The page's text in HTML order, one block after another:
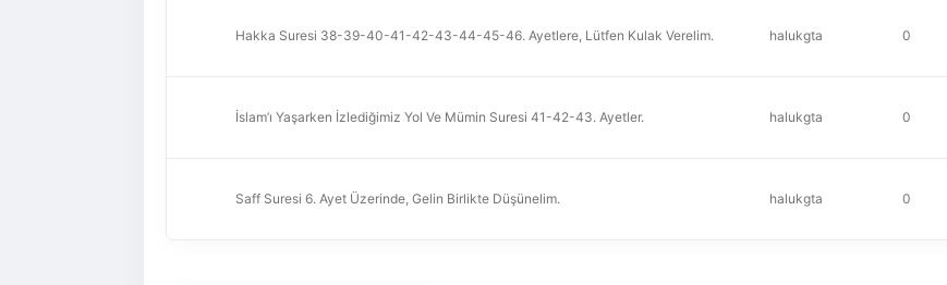
Hakka Suresi 38-39-40-41-42-43-44-45-46. Ayetlere, Lütfen Kulak Verelim. halukgta 0
İslam’ı Yaşarken İzlediğimiz Yol Ve Mümin Suresi 41-42-43. Ayetler. halukgta 0
Saff Suresi 6. Ayet Üzerinde, Gelin Birlikte Düşünelim. halukgta 0